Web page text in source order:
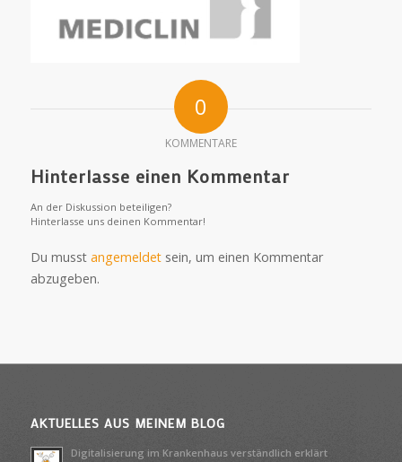
0
KOMMENTARE
Hinterlasse einen Kommentar
An der Diskussion beteiligen?
Hinterlasse uns deinen Kommentar!
Du musst angemeldetsein, um einen Kommentar
abzugeben.
AKTUELLES AUS MEINEM BLOG
Digitalisierung im Krankenhaus verständlich erklärt